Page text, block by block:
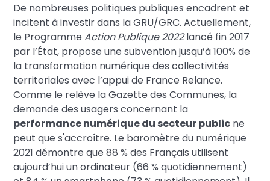
De nombreuses politiques publiques encadrent et
incitent à investir dans la GRU/GRC. Actuellement,
le ProgrammeAction Publique 2022lancé fin 2017
par l’État, propose une subvention jusqu’à 100% de
la transformation numérique des collectivités
territoriales avec l’appui de France Relance.
Comme le relève la Gazette des Communes, la
demande des usagers concernant la
performance numérique du secteur public ne
peut que s'accroître. Le baromètre du numérique
2021 démontre que 88 % des Français utilisent
aujourd’hui un ordinateur (66 % quotidiennement)